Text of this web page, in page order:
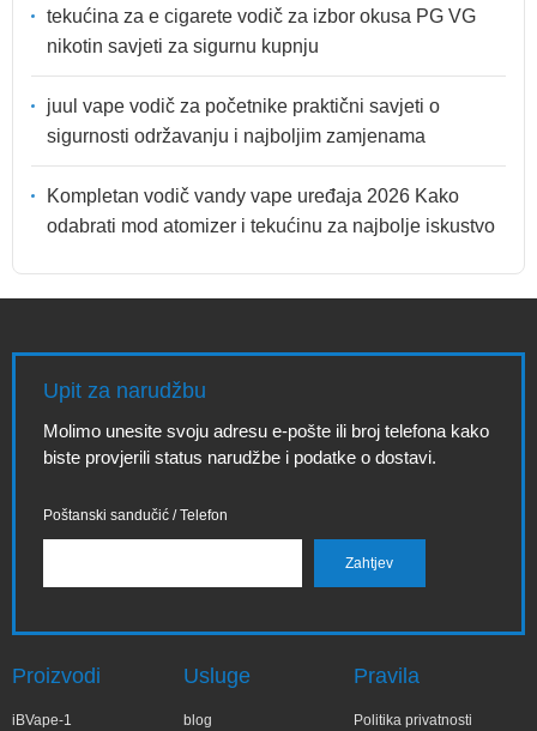
tekućina za e cigarete vodič za izbor okusa PG VG
nikotin savjeti za sigurnu kupnju
juul vape vodič za početnike praktični savjeti o
sigurnosti održavanju i najboljim zamjenama
Kompletan vodič vandy vape uređaja 2026 Kako
odabrati mod atomizer i tekućinu za najbolje iskustvo
Upit za narudžbu
Molimo unesite svoju adresu e-pošte ili broj telefona kako
biste provjerili status narudžbe i podatke o dostavi.
Poštanski sandučić / Telefon
Proizvodi
iBVape-1
Usluge
blog
Pravila
Politika privatnosti